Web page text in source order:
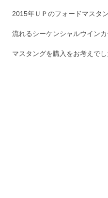
2015年ＵＰのフォードマスタ
流れるシーケンシャルウイン
マスタングを購入をお考えで